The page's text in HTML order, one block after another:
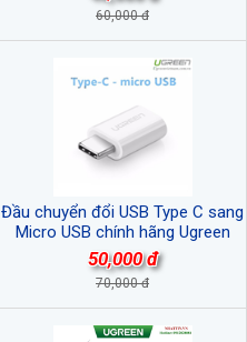
60,000 đ
Đầu chuyển đổi USB Type C sang
Micro USB chính hãng Ugreen
30154 cao cấp
50,000 đ
70,000 đ